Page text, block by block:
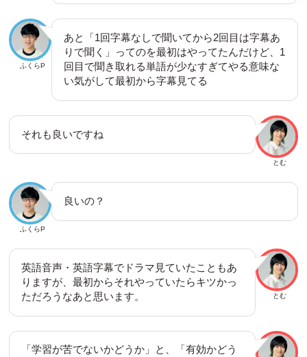
ふくらP
あと「1回字幕なしで聞いてから2回目は字幕あ
りで聞く」ってのを最初はやってたんだけど、1
回目で聞き取れる単語が少なすぎてやる意味な
い気がして最初から字幕見てる
とむ
それも良いですね
ふくらP
良いの？
とむ
英語音声・英語字幕でドラマ見ていたこともあ
りますが、最初からそれやっていたらキツかっ
ただろうなあと思います。
「学習が苦でないかどうか」と、「有効かどう